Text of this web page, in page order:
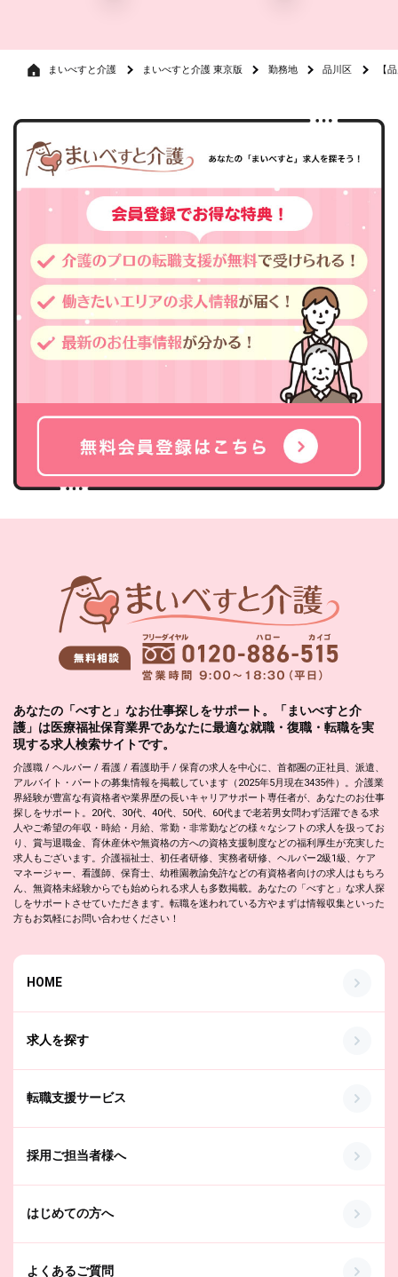
まいべすと介護 まいべすと介護 東京版 勤務地 品川区 【
あなたの「べすと」なお仕事探しをサポート。「まいべすと介
護」は医療福祉保育業界であなたに最適な就職・復職・転職を実
現する求人検索サイトです。
介護職 / ヘルパー / 看護 / 看護助手 / 保育の求人を中心に、首都圏の正社員、派遣、
アルバイト・パートの募集情報を掲載しています（2025年5月現在3435件）。介護業
界経験が豊富な有資格者や業界歴の長いキャリアサポート専任者が、あなたのお仕事
探しをサポート。20代、30代、40代、50代、60代まで老若男女問わず活躍できる求
人やご希望の年収・時給・月給、常勤・非常勤などの様々なシフトの求人を扱ってお
り、賞与退職金、育休産休や無資格の方への資格支援制度などの福利厚生が充実した
求人もございます。介護福祉士、初任者研修、実務者研修、ヘルパー2級1級、ケア
マネージャー、看護師、保育士、幼稚園教諭免許などの有資格者向けの求人はもちろ
ん、無資格未経験からでも始められる求人も多数掲載。あなたの「べすと」な求人探
しをサポートさせていただきます。転職を迷われている方やまずは情報収集といった
方もお気軽にお問い合わせください！
HOME
求人を探す
転職支援サービス
採用ご担当者様へ
はじめての方へ
よくあるご質問